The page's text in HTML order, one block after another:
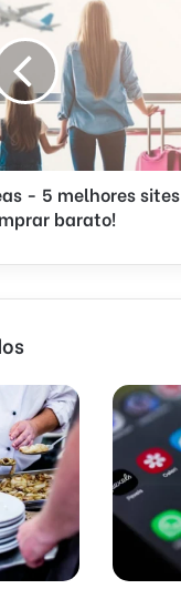
- 5 melhores sites
barato!